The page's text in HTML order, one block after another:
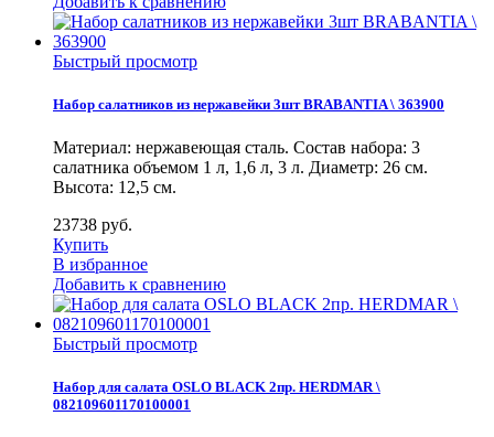
Быстрый просмотр
Набор салатников из нержавейки 3шт BRABANTIA \ 363900
Материал: нержавеющая сталь. Состав набора: 3
салатника объемом 1 л, 1,6 л, 3 л. Диаметр: 26 см.
Высота: 12,5 см.
23738 руб.
Купить
В избранное
Добавить к сравнению
Быстрый просмотр
Набор для салата OSLO BLACK 2пр. HERDMAR \
082109601170100001